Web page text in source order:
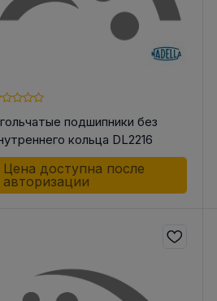
подшипники без
кольца DL2216
Цена доступна после
авторизации